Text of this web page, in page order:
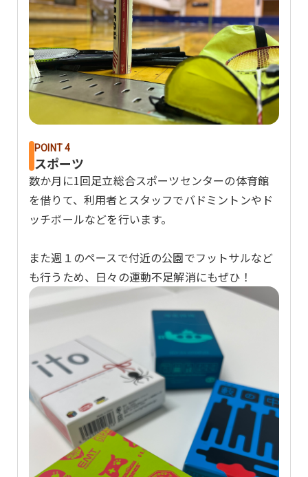
POINT 4
スポーツ
数か月に1回足立総合スポーツセンターの体育館
を借りて、利用者とスタッフでバドミントンやド
ッチボールなどを行います。
また週１のペースで付近の公園でフットサルなど
も行うため、日々の運動不足解消にもぜひ！